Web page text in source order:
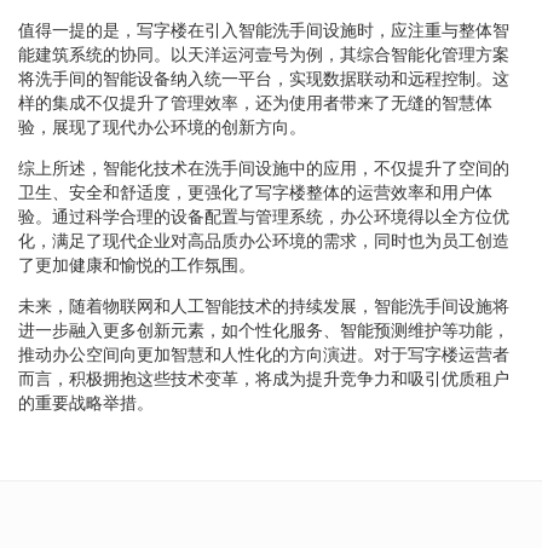
值得一提的是，写字楼在引入智能洗手间设施时，应注重与整体智
能建筑系统的协同。以天洋运河壹号为例，其综合智能化管理方案
将洗手间的智能设备纳入统一平台，实现数据联动和远程控制。这
样的集成不仅提升了管理效率，还为使用者带来了无缝的智慧体
验，展现了现代办公环境的创新方向。
综上所述，智能化技术在洗手间设施中的应用，不仅提升了空间的
卫生、安全和舒适度，更强化了写字楼整体的运营效率和用户体
验。通过科学合理的设备配置与管理系统，办公环境得以全方位优
化，满足了现代企业对高品质办公环境的需求，同时也为员工创造
了更加健康和愉悦的工作氛围。
未来，随着物联网和人工智能技术的持续发展，智能洗手间设施将
进一步融入更多创新元素，如个性化服务、智能预测维护等功能，
推动办公空间向更加智慧和人性化的方向演进。对于写字楼运营者
而言，积极拥抱这些技术变革，将成为提升竞争力和吸引优质租户
的重要战略举措。